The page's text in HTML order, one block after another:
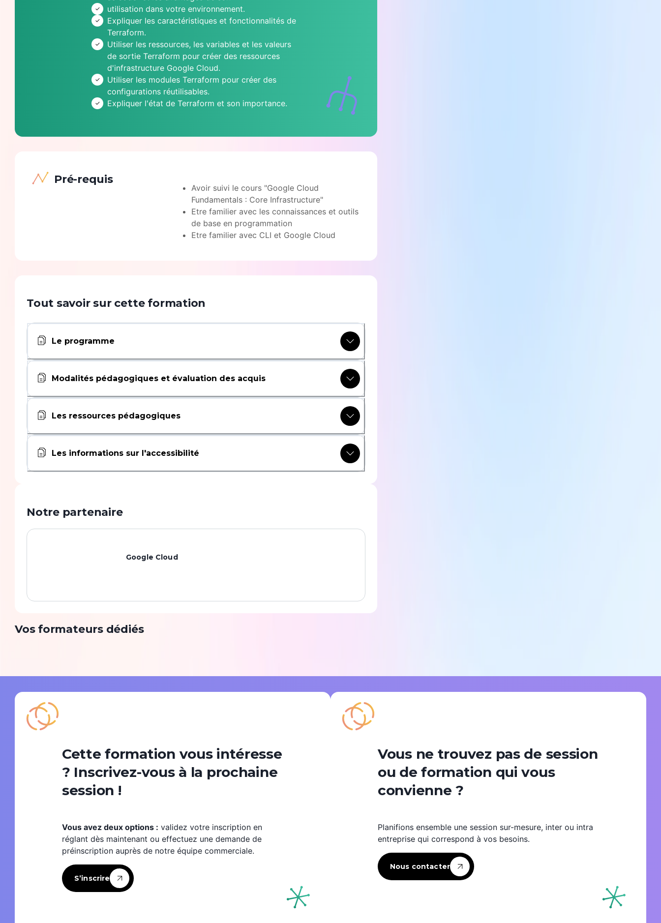
utilisation dans votre environnement.
Expliquer les caractéristiques et fonctionnalités de
Terraform.
Utiliser les ressources, les variables et les valeurs
de sortie Terraform pour créer des ressources
d'infrastructure Google Cloud.
Utiliser les modules Terraform pour créer des
configurations réutilisables.
Expliquer l'état de Terraform et son importance.
Pré-requis
Avoir suivi le cours "Google Cloud
Fundamentals : Core Infrastructure"
Etre familier avec les connaissances et outils
de base en programmation
Etre familier avec CLI et Google Cloud
Tout savoir sur cette formation
Le programme
Modalités pédagogiques et évaluation des acquis
Les ressources pédagogiques
Les informations sur l'accessibilité
Notre partenaire
Google Cloud
Vos formateurs dédiés
Cette formation vous intéresse
? Inscrivez-vous à la prochaine
session !
Vous avez deux options : validez votre inscription en
réglant dès maintenant ou effectuez une demande de
préinscription auprès de notre équipe commerciale.
S’inscrire
Vous ne trouvez pas de session
ou de formation qui vous
convienne ?
Planifions ensemble une session sur-mesure, inter ou intra
entreprise qui correspond à vos besoins.
Nous contacter